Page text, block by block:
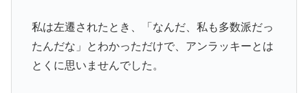
私は左遷されたとき、「なんだ、私も多数派だっ
たんだな」とわかっただけで、アンラッキーとは
とくに思いませんでした。